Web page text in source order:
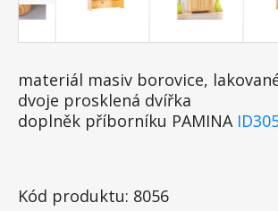
materiál masiv borovice,
dvoje prosklená dvířka
doplněk příborníku PAMINA
Kód produktu: 8056